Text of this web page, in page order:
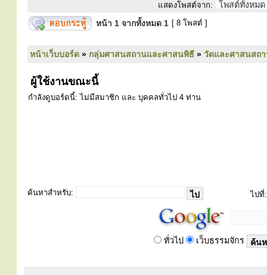
แสดงโพสต์จาก:
หน้า 1 จากทั้งหมด 1 [ 8 โพสต์ ]
หน้าเว็บบอร์ด » กลุ่มศาสนสถานและศาสนพิธี » วัดและศาสนสถ
ผู้ใช้งานขณะนี้
กำลังดูบอร์ดนี้: ไม่มีสมาชิก และ บุคคลทั่วไป 4 ท่าน
ค้นหาสำหรับ: ไปที่:
ทั่วไป เว็บธรรมจักร